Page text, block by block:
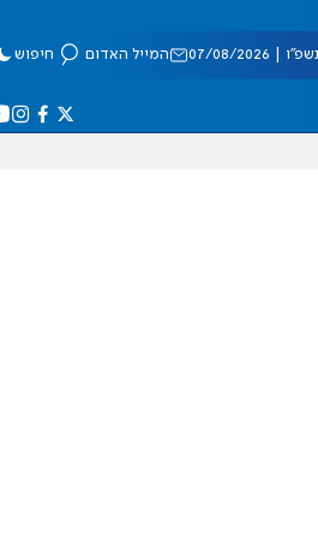
08/2026 המייל האדום חיפוש